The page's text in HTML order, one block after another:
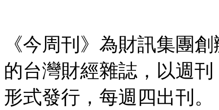
《今周刊》為財訊集團
的台灣財經雜誌，以週刊
形式發行，每週四出刊。